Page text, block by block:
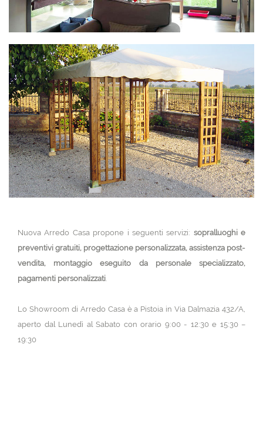
Nuova Arredo Casa propone i seguenti servizi: sopralluoghi e
preventivi gratuiti, progettazione personalizzata, assistenza post-
vendita, montaggio eseguito da personale specializzato,
pagamenti personalizzati.
Lo Showroom di Arredo Casa è a Pistoia in Via Dalmazia 432/A,
aperto dal Lunedì al Sabato con orario 9:00 - 12:30 e 15:30 –
19:30